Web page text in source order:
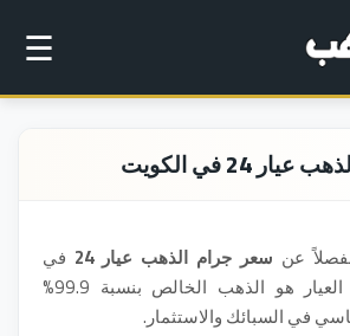
☰
عن سعر جرام الذهب عيار 24
في
الكويت. يعتبر هذا العيار هو الذهب الخالص بنسبة 99.9%
في السبائك والاستثمار.